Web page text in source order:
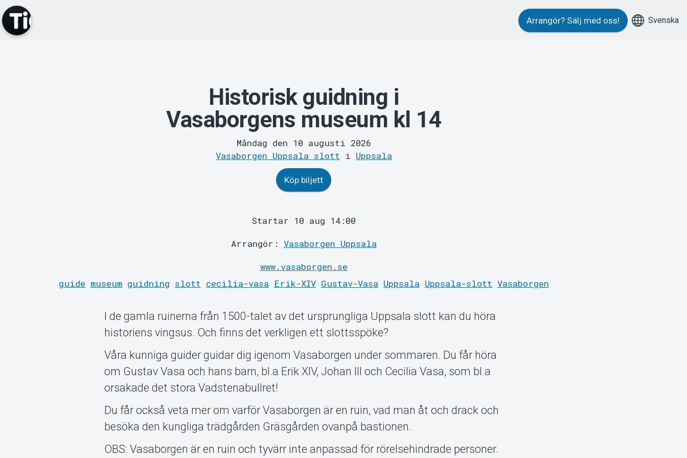
Arrangör? Sälj med oss! Svenska
Historisk guidning i
Vasaborgens museum kl 14
Måndag den 10 augusti 2026
Vasaborgen Uppsala slott i Uppsala
Köp biljett
Startar 10 aug 14:00
Arrangör: Vasaborgen Uppsala
www.vasaborgen.se
guide museum guidning slott cecilia-vasa Erik-XIV Gustav-Vasa Uppsala Uppsala-slott Vasaborgen
I de gamla ruinerna från 1500-talet av det ursprungliga Uppsala slott kan du höra
historiens vingsus. Och finns det verkligen ett slottsspöke?
Våra kunniga guider guidar dig igenom Vasaborgen under sommaren. Du får höra
om Gustav Vasa och hans barn, bl.a Erik XIV, Johan III och Cecilia Vasa, som bl.a
orsakade det stora Vadstenabullret!
Du får också veta mer om varför Vasaborgen är en ruin, vad man åt och drack och
besöka den kungliga trädgården Gräsgården ovanpå bastionen.
OBS: Vasaborgen är en ruin och tyvärr inte anpassad för rörelsehindrade personer.